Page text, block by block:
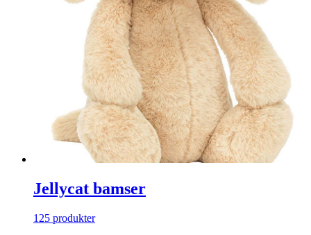
Jellycat bamser
125 produkter